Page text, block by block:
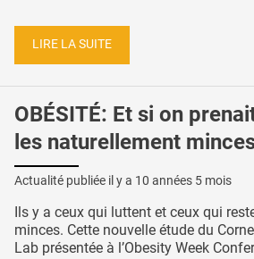
LIRE LA SUITE
OBÉSITÉ: Et si on
les naturellement
Actualité publiée il y a 10 années 5 mois
Ils y a ceux qui luttent et ceux qui
minces. Cette nouvelle étude du
Lab présentée à l’Obesity Week